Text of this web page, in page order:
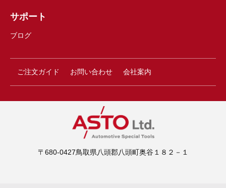
サポート
ブログ
ご注文ガイド お問い合わせ 会社案内
〒680-0427鳥取県八頭郡八頭町奥谷１８２－１